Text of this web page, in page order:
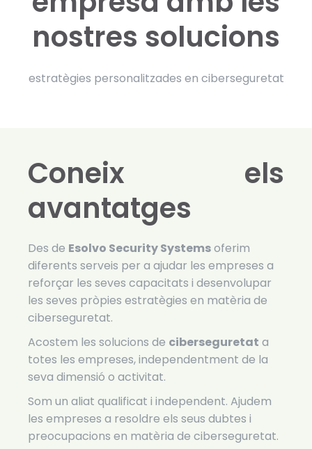
nostres solucions
estratègies personalitzades en ciberseguretat
Coneix els
avantatges
Des de Esolvo Security Systemsoferim
diferents serveis per a ajudar les empreses a
reforçar les seves capacitats i desenvolupar
les seves pròpies estratègies en matèria de
ciberseguretat.
Acostem les solucions de ciberseguretat a
totes les empreses, independentment de la
seva dimensió o activitat.
Som un aliat qualificat i independent. Ajudem
les empreses a resoldre els seus dubtes i
preocupacions en matèria de ciberseguretat.